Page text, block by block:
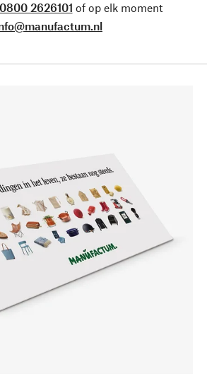
0800 2626101 of op elk moment